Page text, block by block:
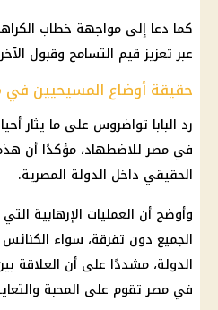
كما دعا إلى مواجهة خطاب
عبر تعزيز قيم التسامح وقبول
حقيقة أوضاع المسيحيين
رد البابا تواضروس على ما يثار
في مصر للاضطهاد، مؤكدًا أن
الحقيقي داخل الدولة المصرية.
وأوضح أن العمليات الإرهابية
الجميع دون تفرقة، سواء الكنائس
الدولة، مشددًا على أن العلاقة
في مصر تقوم على المحبة